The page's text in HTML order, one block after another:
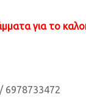
για το
6978733472